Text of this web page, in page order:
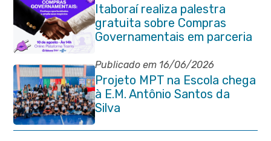
Itaboraí realiza palestra
gratuita sobre Compras
Governamentais em parceria
Publicado em 16/06/2026
Projeto MPT na Escola chega
à E.M. Antônio Santos da
Silva